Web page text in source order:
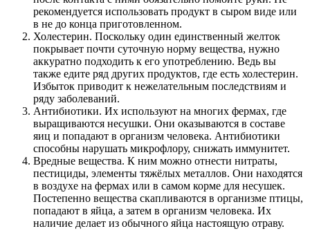
рекомендуется использовать продукт в сыром виде или
в не до конца приготовленном.
Холестерин. Поскольку один единственный желток
покрывает почти суточную норму вещества, нужно
аккуратно подходить к его употреблению. Ведь вы
также едите ряд других продуктов, где есть холестерин.
Избыток приводит к нежелательным последствиям и
ряду заболеваний.
Антибиотики. Их используют на многих фермах, где
выращиваются несушки. Они оказываются в составе
яиц и попадают в организм человека. Антибиотики
способны нарушать микрофлору, снижать иммунитет.
Вредные вещества. К ним можно отнести нитраты,
пестициды, элементы тяжёлых металлов. Они находятся
в воздухе на фермах или в самом корме для несушек.
Постепенно вещества скапливаются в организме птицы,
попадают в яйца, а затем в организм человека. Их
наличие делает из обычного яйца настоящую отраву.